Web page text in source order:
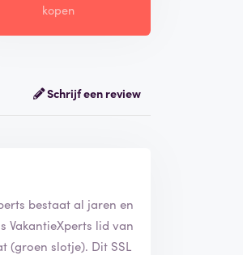
kopen
Schrijf een review
bestaat al jaren en
VakantieXperts lid van
(groen slotje). Dit SSL